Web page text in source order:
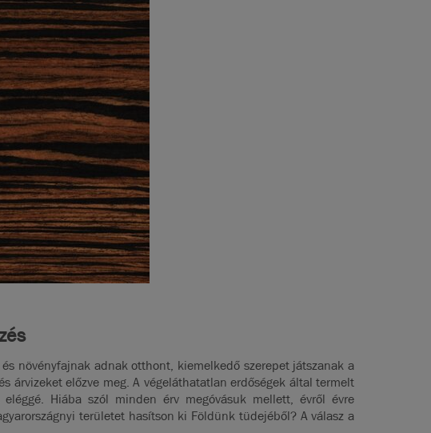
növényfajnak adnak otthont, kiemelkedő szerepet játszanak a
árvizeket előzve meg. A végeláthatatlan erdőségek által termelt
Hiába szól minden érv megóvásuk mellett, évről évre
területet hasítson ki Földünk tüdejéből? A válasz a